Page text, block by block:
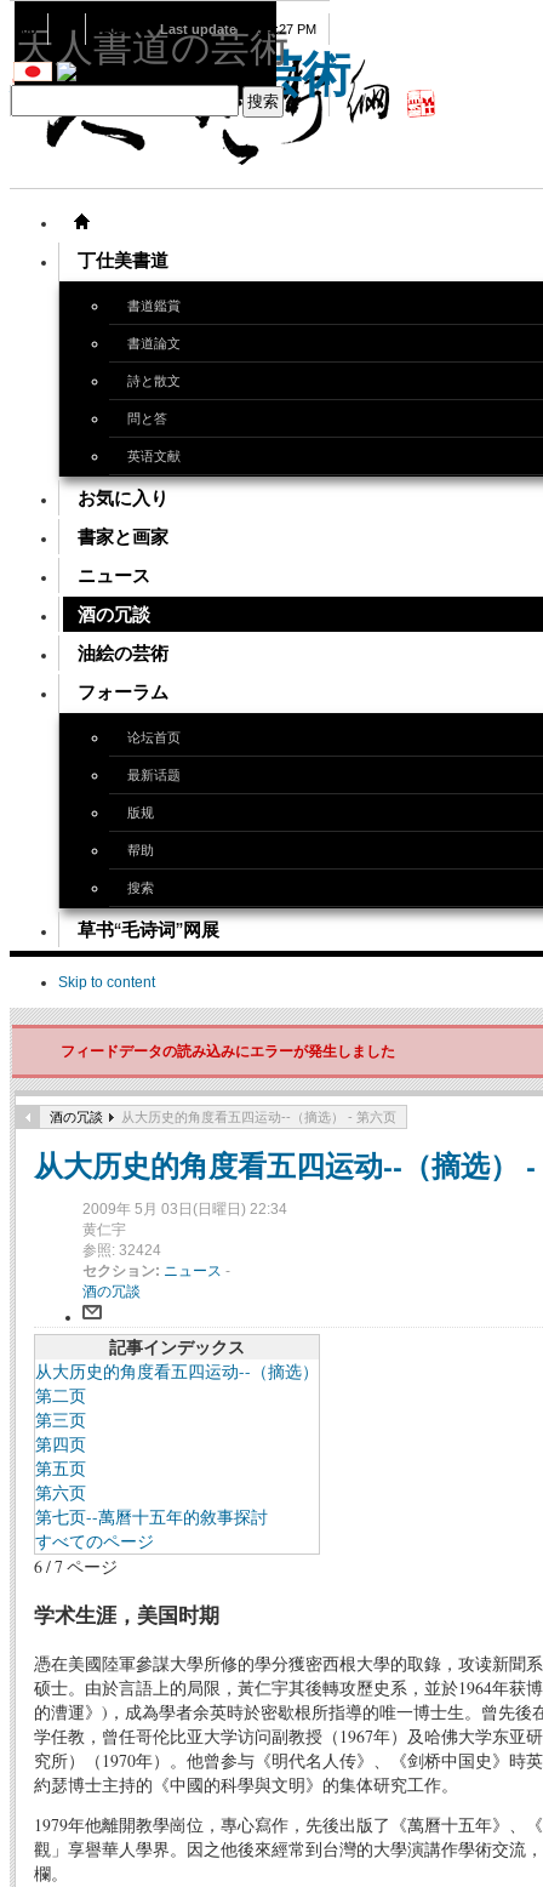
天人書道の芸術
丁仕美書道
書道鑑賞
書道論文
詩と散文
問と答
英语文献
お気に入り
書家と画家
ニュース
酒の冗談
油絵の芸術
フォーラム
论坛首页
最新话题
版规
帮助
搜索
草书“毛诗词”网展
Skip to content
08 07 2026 Last update 08:15:27 PM
フィードデータの読み込みにエラーが発生しました
酒の冗談 从大历史的角度看五四运动--（摘选） - 第六页
从大历史的角度看五四运动--（摘选）
2009年 5月 03日(日曜日) 22:34
黄仁宇
参照: 32424
セクション: ニュース -
酒の冗談
記事インデックス
从大历史的角度看五四运动--（摘选）
第二页
第三页
第四页
第五页
第六页
第七页--萬曆十五年的敘事探討
すべてのページ
6 / 7 ページ
学术生涯，美国时期
憑在美國陸軍參謀大學所修的學分獲密西根大學的取錄，攻读新聞
硕士。由於言語上的局限，黃仁宇其後轉攻歷史系，並於1964年获
的漕運》)，成為學者余英時於密歇根所指導的唯一博士生。曾先後
学任教，曾任哥伦比亚大学访问副教授（1967年）及哈佛大学东亚
究所）（1970年）。他曾参与《明代名人传》、《剑桥中国史》時
約瑟博士主持的《中國的科學與文明》的集体研究工作。
1979年他離開教學崗位，專心寫作，先後出版了《萬曆十五年》、
觀」享譽華人學界。因之他後來經常到台灣的大學演講作學術交流
欄。
天人書道の芸術